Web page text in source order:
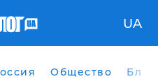
UA
Общество